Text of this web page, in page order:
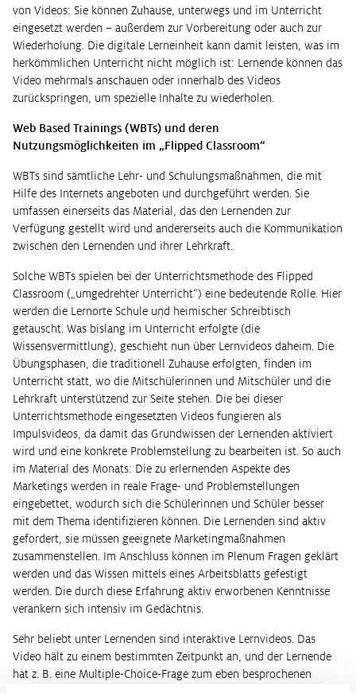
von Videos: Sie können Zuhause, unterwegs und im Unterricht
eingesetzt werden – außerdem zur Vorbereitung oder auch zur
Wiederholung. Die digitale Lerneinheit kann damit leisten, was im
herkömmlichen Unterricht nicht möglich ist: Lernende können das
Video mehrmals anschauen oder innerhalb des Videos
zurückspringen, um spezielle Inhalte zu wiederholen.
Web Based Trainings (WBTs) und deren
Nutzungsmöglichkeiten im „Flipped Classroom“
WBTs sind sämtliche Lehr- und Schulungsmaßnahmen, die mit
Hilfe des Internets angeboten und durchgeführt werden. Sie
umfassen einerseits das Material, das den Lernenden zur
Verfügung gestellt wird und andererseits auch die Kommunikation
zwischen den Lernenden und ihrer Lehrkraft.
Solche WBTs spielen bei der Unterrichtsmethode des Flipped
Classroom („umgedrehter Unterricht“) eine bedeutende Rolle. Hier
werden die Lernorte Schule und heimischer Schreibtisch
getauscht. Was bislang im Unterricht erfolgte (die
Wissensvermittlung), geschieht nun über Lernvideos daheim. Die
Übungsphasen, die traditionell Zuhause erfolgten, finden im
Unterricht statt, wo die Mitschülerinnen und Mitschüler und die
Lehrkraft unterstützend zur Seite stehen. Die bei dieser
Unterrichtsmethode eingesetzten Videos fungieren als
Impulsvideos, da damit das Grundwissen der Lernenden aktiviert
wird und eine konkrete Problemstellung zu bearbeiten ist. So auch
im Material des Monats: Die zu erlernenden Aspekte des
Marketings werden in reale Frage- und Problemstellungen
eingebettet, wodurch sich die Schülerinnen und Schüler besser
mit dem Thema identifizieren können. Die Lernenden sind aktiv
gefordert, sie müssen geeignete Marketingmaßnahmen
zusammenstellen. Im Anschluss können im Plenum Fragen geklärt
werden und das Wissen mittels eines Arbeitsblatts gefestigt
werden. Die durch diese Erfahrung aktiv erworbenen Kenntnisse
verankern sich intensiv im Gedächtnis.
Sehr beliebt unter Lernenden sind interaktive Lernvideos. Das
Video hält zu einem bestimmten Zeitpunkt an, und der Lernende
hat z. B. eine Multiple-Choice-Frage zum eben besprochenen